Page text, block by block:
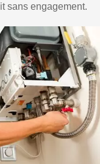
sans engagement.